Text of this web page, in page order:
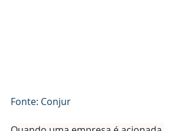
Fonte: Conjur